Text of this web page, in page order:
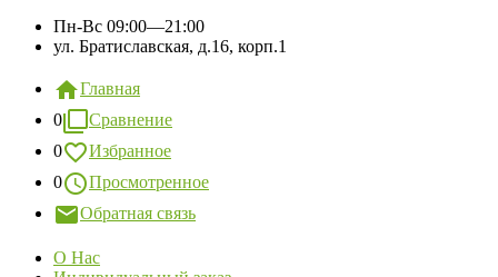
Пн-Вс 09:00—21:00
ул. Братиславская, д.16, корп.1
Главная
0
Сравнение
0
Избранное
0
Просмотренное
Обратная связь
О Нас